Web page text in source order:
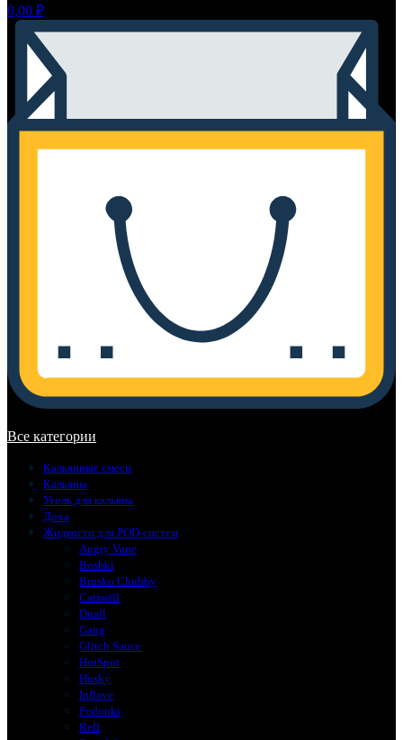
0,00 ₽
Все категории
Кальянные смеси
Кальяны
Уголь для кальяна
Доха
Жидкости для POD-систем
Angry Vape
Boshki
Brusko Chubby
Catswill
Duall
Gang
Glitch Sauce
HotSpot
Husky
Inflave
Podonki
Rell